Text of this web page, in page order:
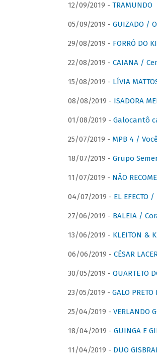
12/09/2019 - TRAMUNDO
05/09/2019 - GUIZADO /
29/08/2019 - FORRÓ DO
22/08/2019 - CAIANA /
15/08/2019 - LÍVIA
08/08/2019 - ISADORA
01/08/2019 - Galocantô
25/07/2019 - MPB 4 /
18/07/2019 - Grupo
11/07/2019 - NÃO
04/07/2019 - EL EFECTO
27/06/2019 - BALEIA /
13/06/2019 - KLEITON &
06/06/2019 - CÉSAR
30/05/2019 - QUARTETO
23/05/2019 - GALO
25/04/2019 - VERLANDO
18/04/2019 - GUINGA E
11/04/2019 - DUO